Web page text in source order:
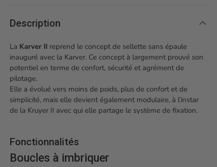
Description
La Karver II reprend le concept de sellette sans épaule
inauguré avec la Karver. Ce concept à largement prouvé son
potentiel en terme de confort, sécurité et agrément de
pilotage.
Elle a évolué vers moins de poids, plus de confort et de
simplicité, mais elle devient également modulaire, à l’instar
de la Kruyer II avec qui elle partage le système de fixation.
Fonctionnalités
Boucles à imbriquer